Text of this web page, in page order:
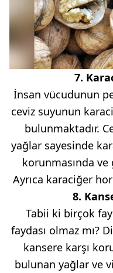
7.
İnsan vücudunun
ceviz suyunun
bulunmaktadır.
yağlar sayesinde
korunmasında
Ayrıca karaciğer
8.
Tabii ki birçok
faydası olmaz mı?
kansere karşı
bulunan yağlar ve